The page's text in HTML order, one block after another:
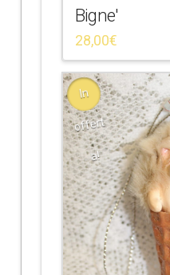
Bigne'
28,00€
In
offert
a!